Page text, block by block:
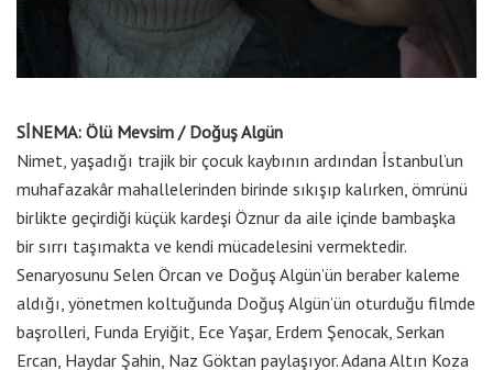
SİNEMA: Ölü Mevsim / Doğuş Algün
Nimet, yaşadığı trajik bir çocuk kaybının ardından İstanbul’un
muhafazakâr mahallelerinden birinde sıkışıp kalırken, ömrünü
birlikte geçirdiği küçük kardeşi Öznur da aile içinde bambaşka
bir sırrı taşımakta ve kendi mücadelesini vermektedir.
Senaryosunu Selen Örcan ve Doğuş Algün’ün beraber kaleme
aldığı, yönetmen koltuğunda Doğuş Algün’ün oturduğu filmde
başrolleri, Funda Eryiğit, Ece Yaşar, Erdem Şenocak, Serkan
Ercan, Haydar Şahin, Naz Göktan paylaşıyor. Adana Altın Koza